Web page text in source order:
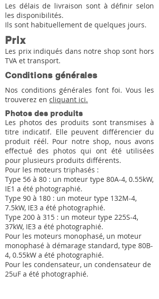
Les délais de livraison sont à définir selon
les disponibilités.
Ils sont habituellement de quelques jours.
Prix
Les prix indiqués dans notre shop sont hors
TVA et transport.
Conditions générales
Nos conditions générales font foi. Vous les
trouverez en cliquant ici.
Photos des produits
Les photos des produits sont transmises à
titre indicatif. Elle peuvent différencier du
produit réél. Pour notre shop, nous avons
effectué des photos qui ont été utilisées
pour plusieurs produits différents.
Pour les moteurs triphasés :
Type 56 à 80 : un moteur type 80A-4, 0.55kW,
IE1 a été photographié.
Type 90 à 180 : un moteur type 132M-4,
7.5kW, IE3 a été photographié.
Type 200 à 315 : un moteur type 225S-4,
37kW, IE3 a été photographié.
Pour les moteurs monophasé, un moteur
monophasé à démarage standard, type 80B-
4, 0.55kW a été photographié.
Pour les condensateur, un condensateur de
25uF a été photographié.